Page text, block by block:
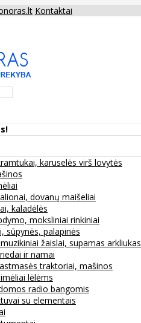
Kontaktai
karuselės virš lovytės
dovanų maišeliai
kaladėlės
moksliniai rinkiniai
sūpynės, palapinės
žaislai, supamas arkliukas
ir namai
traktoriai, mašinos
lėlėms
radio bangomis
su elementais